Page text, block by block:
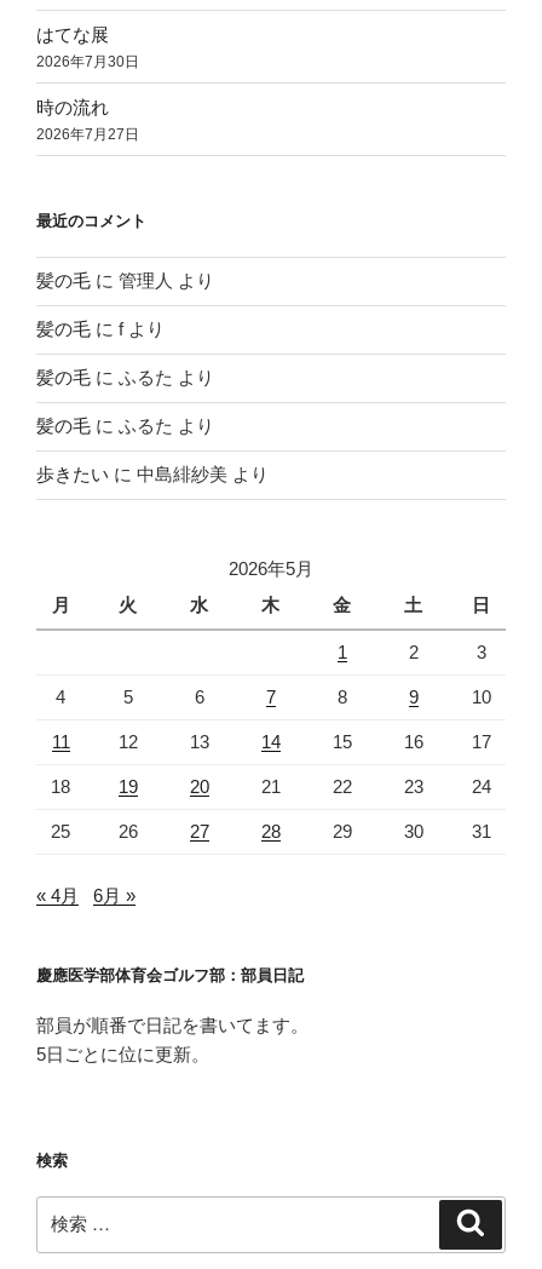
はてな展
2026年7月30日
時の流れ
2026年7月27日
最近のコメント
髪の毛 に 管理人 より
髪の毛 に fより
髪の毛 に ふるた より
髪の毛 に ふるた より
歩きたい に 中島緋紗美 より
2026年5月
月
火 水 木 金 土 日
1 2 3
4 5 6 7 8 9 10
11 12 13 14 15 16 17
18 19 20 21 22 23 24
25 26 27 28 29 30 31
« 4月 6月 »
慶應医学部体育会ゴルフ部：部員日記
部員が順番で日記を書いてます。
5日ごとに位に更新。
検索
索: